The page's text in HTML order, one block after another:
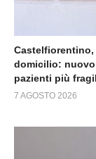
domicilio: nuovo
pazienti più
7 AGOSTO 2026